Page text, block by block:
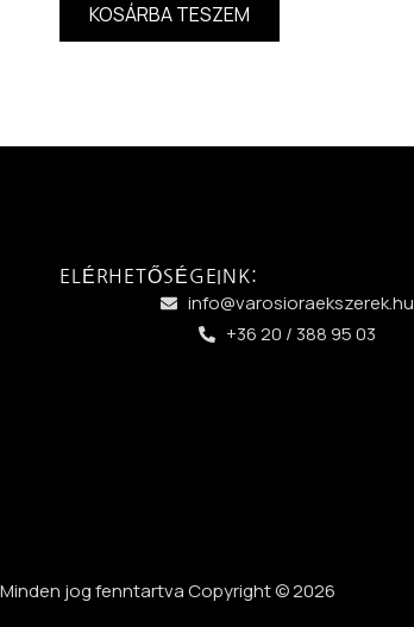
KOSÁRBA TESZEM
ELÉRHETŐSÉGEINK:
info@varosioraekszerek.hu
+36 20 / 388 95 03
Minden jog fenntartva Copyright © 2026